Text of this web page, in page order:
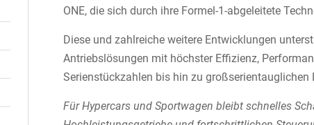
ONE, die sich durch ihre Formel-1-abgeleitete
Diese und zahlreiche weitere Entwicklungen
Antriebslösungen mit höchster Effizienz,
Serienstückzahlen bis hin zu großserientauglichen
Für Hypercars und Sportwagen bleibt schnelles